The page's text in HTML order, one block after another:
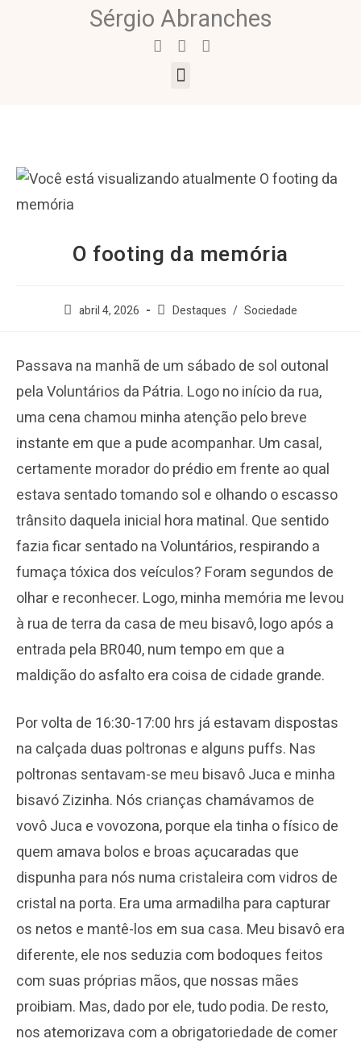
Sérgio Abranches
O footing da memória
abril 4, 2026 Destaques / Sociedade
Passava na manhã de um sábado de sol outonal
pela Voluntários da Pátria. Logo no início da rua,
uma cena chamou minha atenção pelo breve
instante em que a pude acompanhar. Um casal,
certamente morador do prédio em frente ao qual
estava sentado tomando sol e olhando o escasso
trânsito daquela inicial hora matinal. Que sentido
fazia ficar sentado na Voluntários, respirando a
fumaça tóxica dos veículos? Foram segundos de
olhar e reconhecer. Logo, minha memória me levou
à rua de terra da casa de meu bisavô, logo após a
entrada pela BR040, num tempo em que a
maldição do asfalto era coisa de cidade grande.
Por volta de 16:30-17:00 hrs já estavam dispostas
na calçada duas poltronas e alguns puffs. Nas
poltronas sentavam-se meu bisavô Juca e minha
bisavó Zizinha. Nós crianças chamávamos de
vovô Juca e vovozona, porque ela tinha o físico de
quem amava bolos e broas açucaradas que
dispunha para nós numa cristaleira com vidros de
cristal na porta. Era uma armadilha para capturar
os netos e mantê-los em sua casa. Meu bisavô era
diferente, ele nos seduzia com bodoques feitos
com suas próprias mãos, que nossas mães
proibiam. Mas, dado por ele, tudo podia. De resto,
nos atemorizava com a obrigatoriedade de comer